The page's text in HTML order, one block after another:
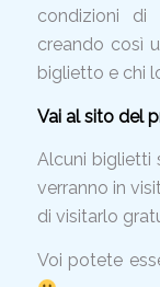
condizioni di
creando così
biglietto e chi
Vai al sito del
Alcuni biglietti
verranno in
di visitarlo
Voi potete